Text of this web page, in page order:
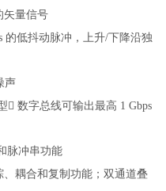
矢量信号
的低抖动脉冲，上升/下降沿独
声
数字总线可输出最高 1 Gbps
脉冲串功能
耦合和复制功能；双通道叠